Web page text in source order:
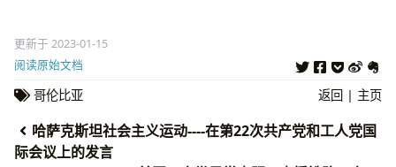
更新于 2023-01-15
阅读原始文档
哥伦比亚 返回 | 主页
哈萨克斯坦社会主义运动----在第22次共产党和工人党国
际会议上的发言